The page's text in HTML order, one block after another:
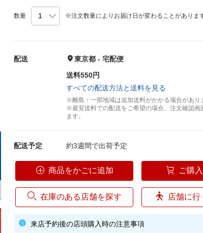
数量 ※注文数量によりお届け日が変わることがありま
配送
東京都 - 宅配便
送料550円
すべての配送方法と送料を見る
※離島・一部地域は追加送料がかかる場合があり
※最安送料での配送をご希望の場合、注文確認画
ます。
配送予定 約3週間で出荷予定
商品をかごに追加 ご購
在庫のある店舗を探す 店舗に行
来店予約後の店頭購入時の注意事項